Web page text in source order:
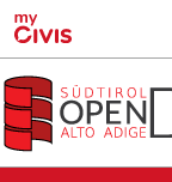
Skip to main content